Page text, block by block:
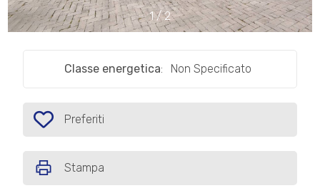
1 / 2
Classe energetica: Non Specificato
Preferiti: Cod. P434
Preferiti
Stampa
Tipologia
multiscelta